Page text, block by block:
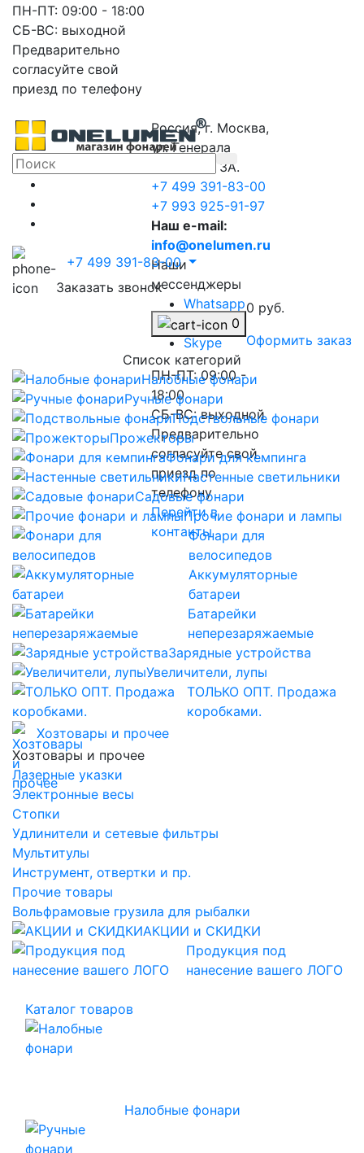
ПН-ПТ: 09:00 - 18:00
СБ-ВС: выходной
Предварительно
согласуйте свой
приезд по телефону
Россия, г. Москва,
ул. Генерала
Антонова, 3А.
+7 499 391-83-00
+7 993 925-91-97
Наш e-mail:
info@onelumen.ru
Наши
мессенджеры
Whatsapp
Telegram
Skype
ПН-ПТ: 09:00 -
18:00
СБ-ВС: выходной
Предварительно
согласуйте свой
приезд по
телефону
Перейти в
контакты
+7 499 391-83-00
Заказать звонок
0
0 руб.
Оформить заказ
Список категорий
Налобные фонари
Ручные фонари
Подствольные фонари
Прожекторы
Фонари для кемпинга
Настенные светильники
Садовые фонари
Прочие фонари и лампы
Фонари для
велосипедов
Аккумуляторные
батареи
Батарейки
неперезаряжаемые
Зарядные устройства
Увеличители, лупы
ТОЛЬКО ОПТ. Продажа
коробками.
Хозтовары и прочее
Хозтовары и прочее
Лазерные указки
Электронные весы
Стопки
Удлинители и сетевые фильтры
Мультитулы
Инструмент, отвертки и пр.
Прочие товары
Вольфрамовые грузила для рыбалки
АКЦИИ и СКИДКИ
Продукция под
нанесение вашего ЛОГО
Каталог товаров
Налобные фонари